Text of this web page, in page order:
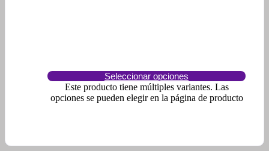
Seleccionar opciones
Este producto tiene múltiples variantes. Las
opciones se pueden elegir en la página de producto